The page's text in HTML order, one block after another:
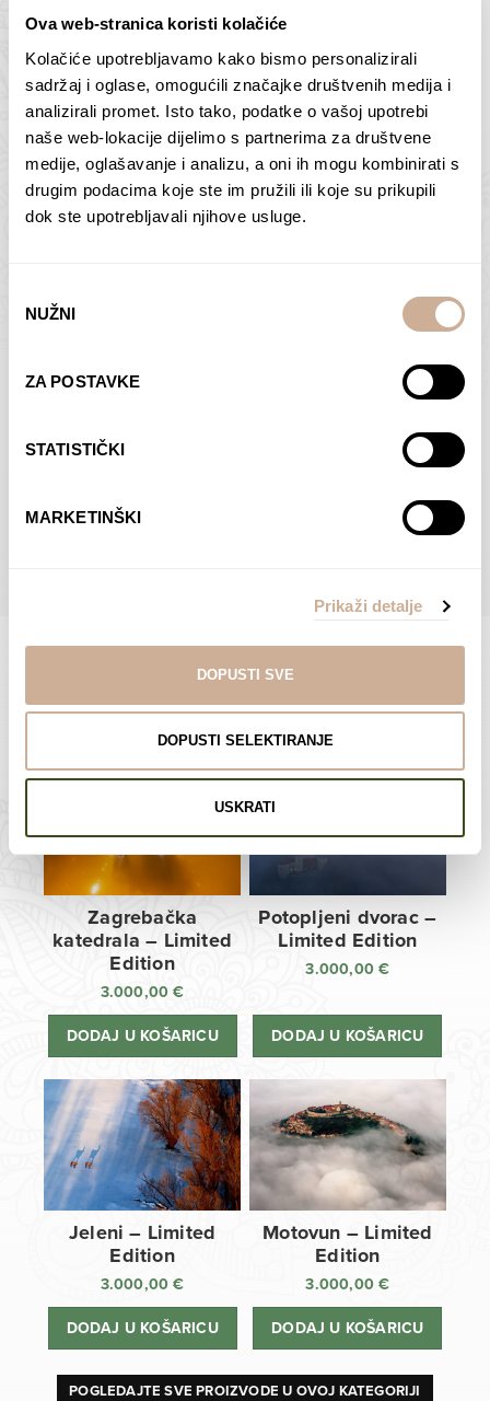
Ova web-stranica koristi kolačiće
Kolačiće upotrebljavamo kako bismo personalizirali
sadržaj i oglase, omogućili značajke društvenih medija i
analizirali promet. Isto tako, podatke o vašoj upotrebi
naše web-lokacije dijelimo s partnerima za društvene
medije, oglašavanje i analizu, a oni ih mogu kombinirati s
drugim podacima koje ste im pružili ili koje su prikupili
dok ste upotrebljavali njihove usluge.
pristanka
NUŽNI
ZA POSTAVKE
STATISTIČKI
MARKETINŠKI
Prikaži detalje
DOPUSTI SVE
DOPUSTI SELEKTIRANJE
USKRATI
Butan – ljudi 2
75,00€ – 138,00€Raspon
cijena:
od
75,00 €
138,00 €
ODABERI OPCIJE
Antarktika – krajolik
2
75,00€ – 138,00€Raspon
cijena:
od
ODABERI OPCIJE
Dolac
ODABERI OPCIJE
Moreškanti – sjena
€Raspon
od
75,00 €
do
138,00 €
ODABERI OPCIJE
POGLEDAJTE SVE PROIZVODE U OVOJ KATEGORIJI
Limited Edition Fotografije
Zagrebačka
katedrala – Limited
Edition
3.000,00€
DODAJ U KOŠARICU
Potopljeni dvorac –
Limited Edition
3.000,00€
DODAJ U KOŠARICU
Jeleni – Limited
Edition
3.000,00€
DODAJ U KOŠARICU
Motovun – Limited
Edition
3.000,00€
DODAJ U KOŠARICU
POGLEDAJTE SVE PROIZVODE U OVOJ KATEGORIJI